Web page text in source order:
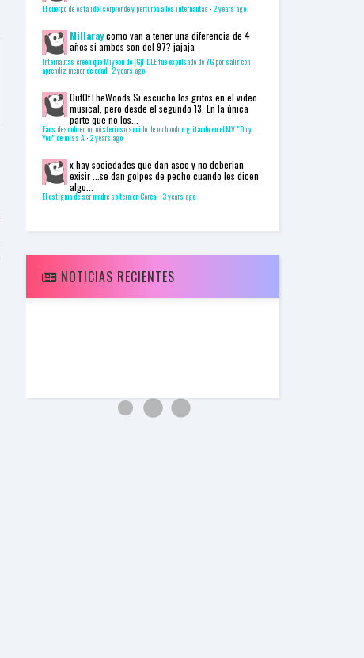
El cuerpo de esta idol sorprende y perturba a los internautas · 2 years ago
Millaraycomo van a tener una diferencia de 4
años si ambos son del 97? jajaja
Internautas creen que Miyeon de (G)I-DLE fue expulsado de YG por salir con
aprendiz menor de edad · 2 years ago
OutOfTheWoodsSi escucho los gritos en el video
musical, pero desde el segundo 13. En la única
parte que no los...
Fans descubren un misterioso sonido de un hombre gritando en el MV "Only
You" de miss A · 2 years ago
xhay sociedades que dan asco y no deberian
exisir ...se dan golpes de pecho cuando les dicen
algo...
El estigma de ser madre soltera en Corea · 3 years ago
NOTICIAS RECIENTES
A
E
N
T
U
M
A
I
N
KpopReplay
G-DRAGON - 개소리 (BULLSHIT)